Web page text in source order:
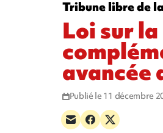
Tribune libre de
Loi sur
avancée
Publié le 11 décembre